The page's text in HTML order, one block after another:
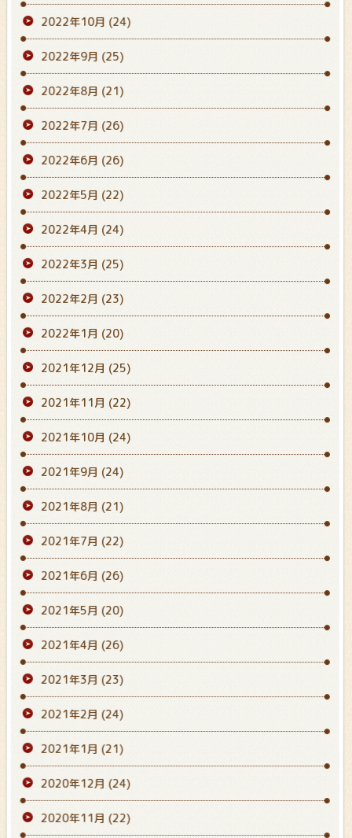
2022年10月 (24)
2022年9月 (25)
2022年8月 (21)
2022年7月 (26)
2022年6月 (26)
2022年5月 (22)
2022年4月 (24)
2022年3月 (25)
2022年2月 (23)
2022年1月 (20)
2021年12月 (25)
2021年11月 (22)
2021年10月 (24)
2021年9月 (24)
2021年8月 (21)
2021年7月 (22)
2021年6月 (26)
2021年5月 (20)
2021年4月 (26)
2021年3月 (23)
2021年2月 (24)
2021年1月 (21)
2020年12月 (24)
2020年11月 (22)